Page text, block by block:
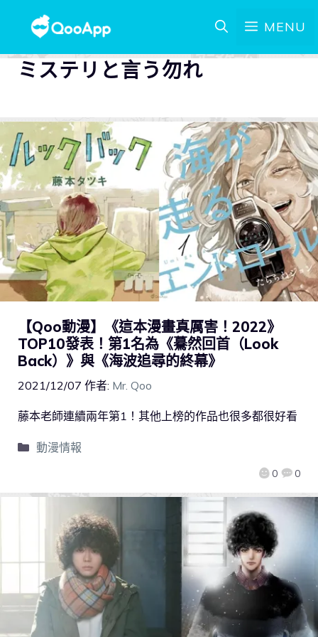
MENU
ミステリと言う勿れ
【Qoo動漫】《這本漫畫真厲害！2022》
TOP10發表！第1名為《驀然回首（Look
Back）》與《海波追尋的終幕》
2021/12/07 作者: Mr. Qoo
0 0
藤本老師連續兩年第1！其他上榜的作品也很多都很好看
動漫情報